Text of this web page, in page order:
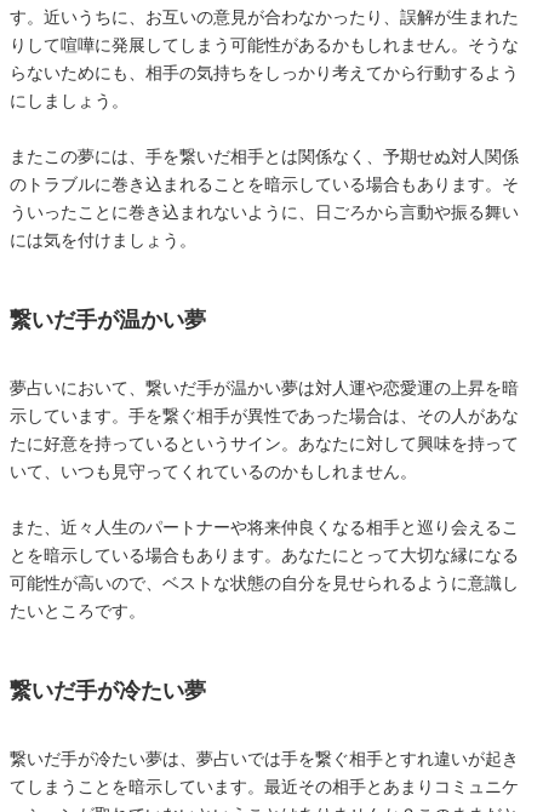
す。近いうちに、お互いの意見が合わなかったり、誤解が生まれた
りして喧嘩に発展してしまう可能性があるかもしれません。そうな
らないためにも、相手の気持ちをしっかり考えてから行動するよう
にしましょう。
またこの夢には、手を繋いだ相手とは関係なく、予期せぬ対人関係
のトラブルに巻き込まれることを暗示している場合もあります。そ
ういったことに巻き込まれないように、日ごろから言動や振る舞い
には気を付けましょう。
繋いだ手が温かい夢
夢占いにおいて、繋いだ手が温かい夢は対人運や恋愛運の上昇を暗
示しています。手を繋ぐ相手が異性であった場合は、その人があな
たに好意を持っているというサイン。あなたに対して興味を持って
いて、いつも見守ってくれているのかもしれません。
また、近々人生のパートナーや将来仲良くなる相手と巡り会えるこ
とを暗示している場合もあります。あなたにとって大切な縁になる
可能性が高いので、ベストな状態の自分を見せられるように意識し
たいところです。
繋いだ手が冷たい夢
繋いだ手が冷たい夢は、夢占いでは手を繋ぐ相手とすれ違いが起き
てしまうことを暗示しています。最近その相手とあまりコミュニケ